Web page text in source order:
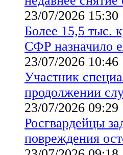
23/07/2026 15:30
Более 15,5 тыс.
СФР назначило
23/07/2026 10:46
Участник
продолжении
23/07/2026 09:29
Росгвардейцы
повреждения